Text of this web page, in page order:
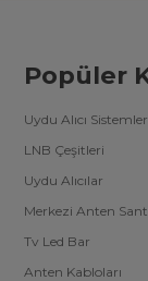
Popüler
Uydu Alıcı
LNB Çeşitleri
Uydu Alıcılar
Merkezi Anten
Tv Led Bar
Anten Kabloları